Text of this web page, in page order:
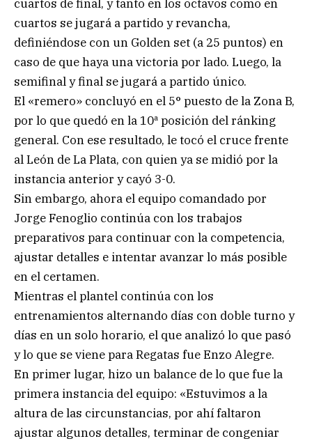
cuartos de final, y tanto en los octavos como en
cuartos se jugará a partido y revancha,
definiéndose con un Golden set (a 25 puntos) en
caso de que haya una victoria por lado. Luego, la
semifinal y final se jugará a partido único.
El «remero» concluyó en el 5° puesto de la Zona B,
por lo que quedó en la 10ª posición del ránking
general. Con ese resultado, le tocó el cruce frente
al León de La Plata, con quien ya se midió por la
instancia anterior y cayó 3-0.
Sin embargo, ahora el equipo comandado por
Jorge Fenoglio continúa con los trabajos
preparativos para continuar con la competencia,
ajustar detalles e intentar avanzar lo más posible
en el certamen.
Mientras el plantel continúa con los
entrenamientos alternando días con doble turno y
días en un solo horario, el que analizó lo que pasó
y lo que se viene para Regatas fue Enzo Alegre.
En primer lugar, hizo un balance de lo que fue la
primera instancia del equipo: «Estuvimos a la
altura de las circunstancias, por ahí faltaron
ajustar algunos detalles, terminar de congeniar